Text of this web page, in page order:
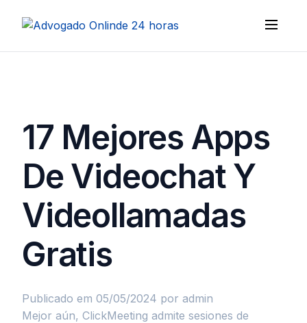
17 Mejores Apps
De Videochat Y
Videollamadas
Gratis
Publicado em 05/05/2024 por admin
Mejor aún, ClickMeeting admite sesiones de